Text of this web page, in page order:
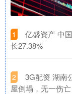
1
亿盛资产 中
长27.38%
2
​3G配资 湖南
屋倒塌，无一伤亡